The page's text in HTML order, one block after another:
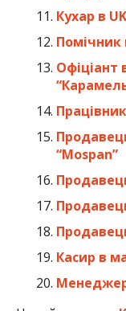
Кухар в
Помічник
Офіціант
“Mospan”
Касир в